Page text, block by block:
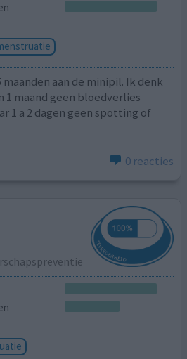
maanden aan de minipil. Ik denk
1 maand geen bloedverlies
1 a 2 dagen geen spotting of
0 reacties